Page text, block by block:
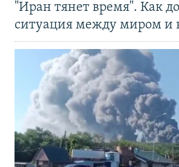
"Иран тянет время". Как
ситуация между миром и